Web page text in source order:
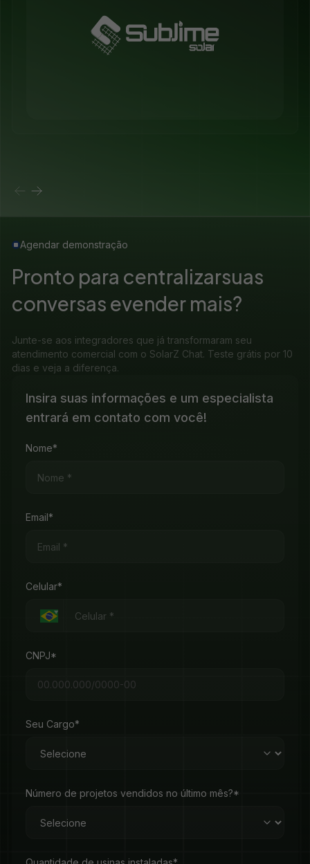
Agendar demonstração
Pronto para centralizarsuas
conversas evender mais?
Junte-se aos integradores que já transformaram seu
atendimento comercial com o SolarZ Chat. Teste grátis por 10
dias e veja a diferença.
Insira suas informações e um especialista
entrará em contato com você!
Nome*
Email*
Celular*
CNPJ*
Seu Cargo*
Número de projetos vendidos no último mês?*